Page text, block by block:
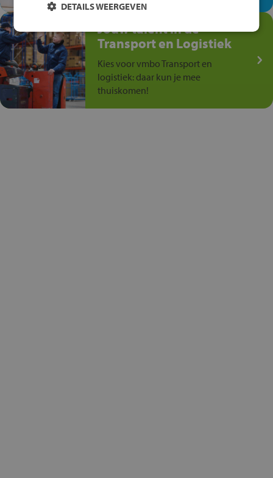
Jouw talent in de
Transport en Logistiek
Kies voor vmbo Transport en
logistiek: daar kun je mee
thuiskomen!
DETAILS WEERGEVEN